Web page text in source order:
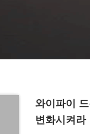
와이파이
변화시켜라